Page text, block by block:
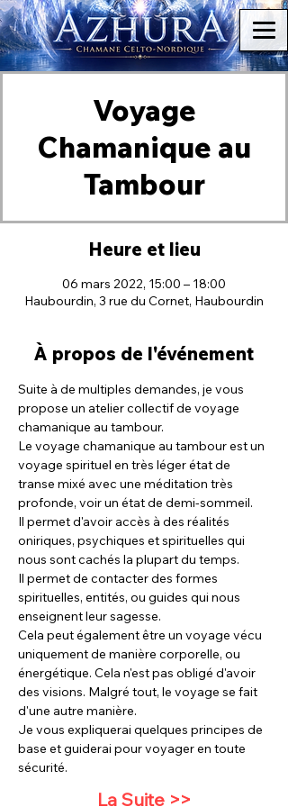
Voyage
Chamanique au
Tambour
Heure et lieu
06 mars 2022, 15:00 – 18:00
Haubourdin, 3 rue du Cornet, Haubourdin
À propos de l'événement
Suite à de multiples demandes, je vous
propose un atelier collectif de voyage
chamanique au tambour.
Le voyage chamanique au tambour est un
voyage spirituel en très léger état de
transe mixé avec une méditation très
profonde, voir un état de demi-sommeil.
Il permet d'avoir accès à des réalités
oniriques, psychiques et spirituelles qui
nous sont cachés la plupart du temps.
Il permet de contacter des formes
spirituelles, entités, ou guides qui nous
enseignent leur sagesse.
Cela peut également être un voyage vécu
uniquement de manière corporelle, ou
énergétique. Cela n'est pas obligé d'avoir
des visions. Malgré tout, le voyage se fait
d'une autre manière.
Je vous expliquerai quelques principes de
base et guiderai pour voyager en toute
sécurité.
La Suite >>